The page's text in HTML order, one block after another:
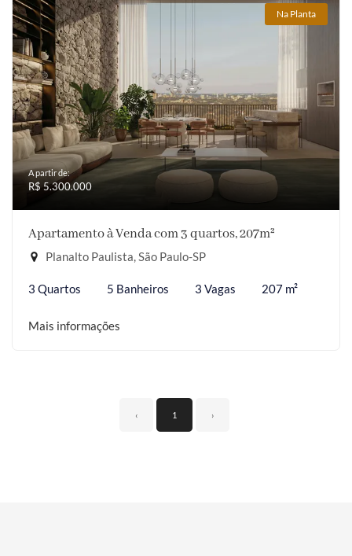
Na Planta
A partir de:
R$ 5.300.000
Apartamento à Venda com 3 quartos, 207m²
Planalto Paulista, São Paulo-SP
3 Quartos 5 Banheiros 3 Vagas 207 m²
Mais informações
‹ 1 ›